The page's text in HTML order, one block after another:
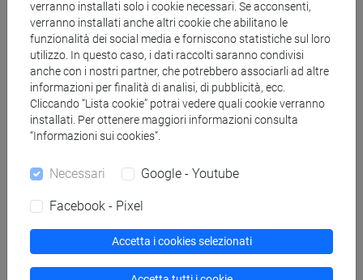
vita di D'Annunzio); infine, tanto Manzoni quanto D'Annunzio
hanno curato moltissimo, in maniera a tratti maniacale, la
lingua delle loro opere, consentendo quindi alle studentesse
e agli studenti più bravi raffinate analisi sulla forma delle
loro prose e poesie. Su Picasso ho meno da dire, se non che
il legame fra ilGuernicae le immagini terribili che giungono
ogni giorno dal conflitto in
fosse l' intelligenza artificiale
di moda, ma è tornata prepotentemente alla ribalta con
l'introduzione sul mercato diChatGPT? Su questo tema
abbiamo sentito nei mesi scorsi il nostro esperto,Marcello
verranno installati solo i cookie necessari. Se acconsenti,
verranno installati anche altri cookie che abilitano le
funzionalità dei social media e forniscono statistiche sul loro
utilizzo. In questo caso, i dati raccolti saranno condivisi
anche con i nostri partner, che potrebbero associarli ad altre
informazioni per finalità di analisi, di pubblicità, ecc.
Cliccando “Lista cookie” potrai vedere quali cookie verranno
installati. Per ottenere maggiori informazioni consulta
“Informazioni sui cookies”.
Necessari Google - Youtube
Facebook - Pixel
Accetta i cookies selezionati